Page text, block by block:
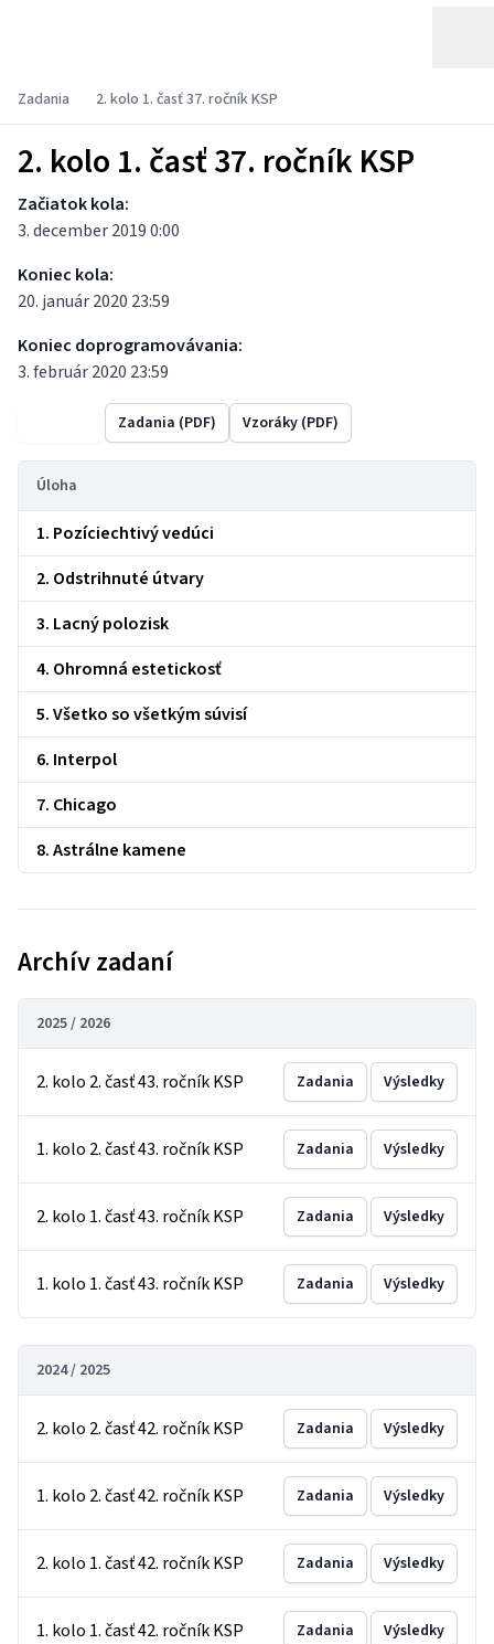
Zadania 2. kolo 1. časť 37. ročník KSP
2. kolo 1. časť 37. ročník KSP
Začiatok kola:
3. december 2019 0:00
Koniec kola:
20. január 2020 23:59
Koniec doprogramovávania:
3. február 2020 23:59
Zadania (PDF) Vzoráky (PDF)
Úloha
1. Pozíciechtivý vedúci
2. Odstrihnuté útvary
3. Lacný polozisk
4. Ohromná estetickosť
5. Všetko so všetkým súvisí
6. Interpol
7. Chicago
8. Astrálne kamene
Archív zadaní
2025 / 2026
2. kolo 2. časť 43. ročník KSP Zadania Výsledky
1. kolo 2. časť 43. ročník KSP Zadania Výsledky
2. kolo 1. časť 43. ročník KSP Zadania Výsledky
1. kolo 1. časť 43. ročník KSP Zadania Výsledky
2024 / 2025
2. kolo 2. časť 42. ročník KSP Zadania Výsledky
1. kolo 2. časť 42. ročník KSP Zadania Výsledky
2. kolo 1. časť 42. ročník KSP Zadania Výsledky
1. kolo 1. časť 42. ročník KSP Zadania Výsledky